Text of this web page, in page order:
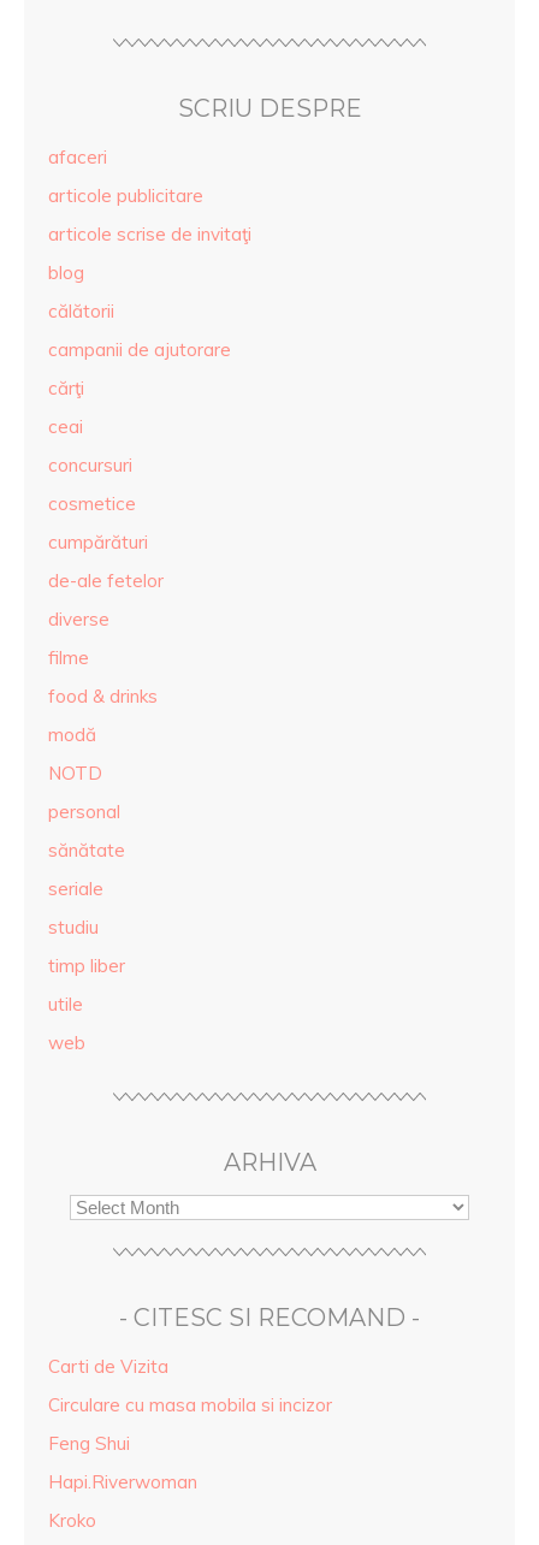
SCRIU DESPRE
afaceri
articole publicitare
articole scrise de invitaţi
blog
călătorii
campanii de ajutorare
cărţi
ceai
concursuri
cosmetice
cumpărături
de-ale fetelor
diverse
filme
food & drinks
modă
NOTD
personal
sănătate
seriale
studiu
timp liber
utile
web
ARHIVA
- CITESC SI RECOMAND -
Carti de Vizita
Circulare cu masa mobila si incizor
Feng Shui
Hapi.Riverwoman
Kroko